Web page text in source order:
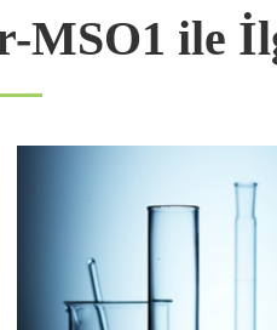
MSO1 ile